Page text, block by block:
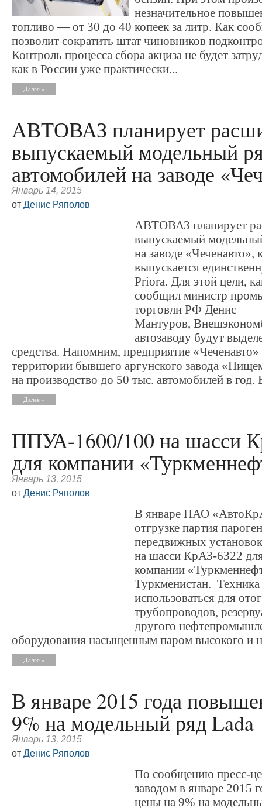
незначительное
топливо — от 30 до 40 копеек за литр. Как
позволит сократить штат чиновников
Контроль процесса сбора акциза не будет
как в России уже практически...
Далее »
АВТОВАЗ планирует
выпускаемый модельный
автомобилей на заводе
Январь 14, 2015
от Денис Ряполов
АВТОВАЗ планирует
выпускаемый
на заводе «Чеченавто»,
выпускается
Priora. Для этой цели,
сообщил министр
торговли РФ Денис
Мантуров,
автозаводу будут
средства. Напомним, предприятие
территории бывшего аргунского завода
на производство до 50 тыс. автомобилей в год.
Далее »
ППУА-1600/100 на шасси
для компании
Январь 13, 2015
от Денис Ряполов
В январе ПАО
отгрузке партия
передвижных
на шасси КрАЗ-6322
компании
Туркменистан. Техника
использоваться для
трубопроводов,
другого
оборудования насыщенным паром высокого и
Далее »
В январе 2015 года
9% на модельный ряд Lada
Январь 13, 2015
от Денис Ряполов
По сообщению пресс-
заводом в январе 2015
цены на 9% на